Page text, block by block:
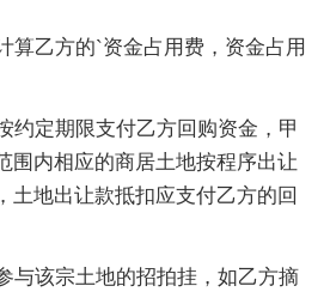
乙方的`资金占用费，资金占用
定期限支付乙方回购资金，甲
围内相应的商居土地按程序出让
土地出让款抵扣应支付乙方的回
该宗土地的招拍挂，如乙方摘